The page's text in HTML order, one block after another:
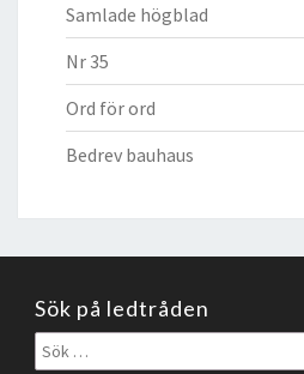
Samlade högblad
Nr 35
Ord för ord
Bedrev bauhaus
Sök på ledtråden
Sök
efter: